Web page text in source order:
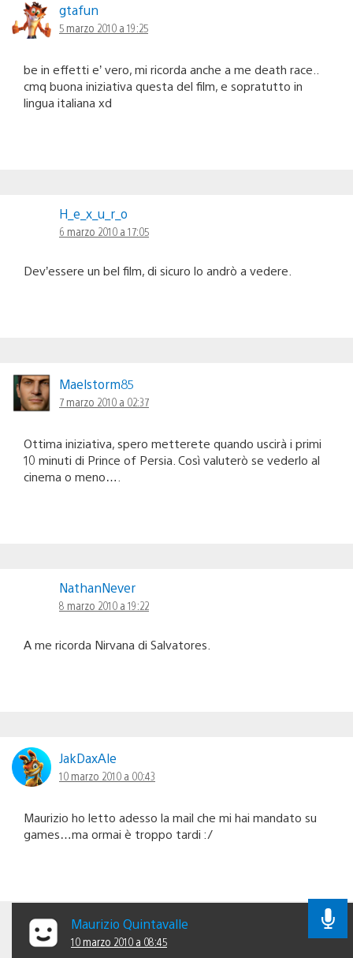
gtafun
5 marzo 2010 a 19:25
be in effetti e’ vero, mi ricorda anche a me death race..
cmq buona iniziativa questa del film, e sopratutto in
lingua italiana xd
H_e_x_u_r_o
6 marzo 2010 a 17:05
Dev’essere un bel film, di sicuro lo andrò a vedere.
Maelstorm85
7 marzo 2010 a 02:37
Ottima iniziativa, spero metterete quando uscirà i primi
10 minuti di Prince of Persia. Così valuterò se vederlo al
cinema o meno….
NathanNever
8 marzo 2010 a 19:22
A me ricorda Nirvana di Salvatores.
JakDaxAle
10 marzo 2010 a 00:43
Maurizio ho letto adesso la mail che mi hai mandato su
games…ma ormai è troppo tardi :/
Maurizio Quintavalle
10 marzo 2010 a 08:45